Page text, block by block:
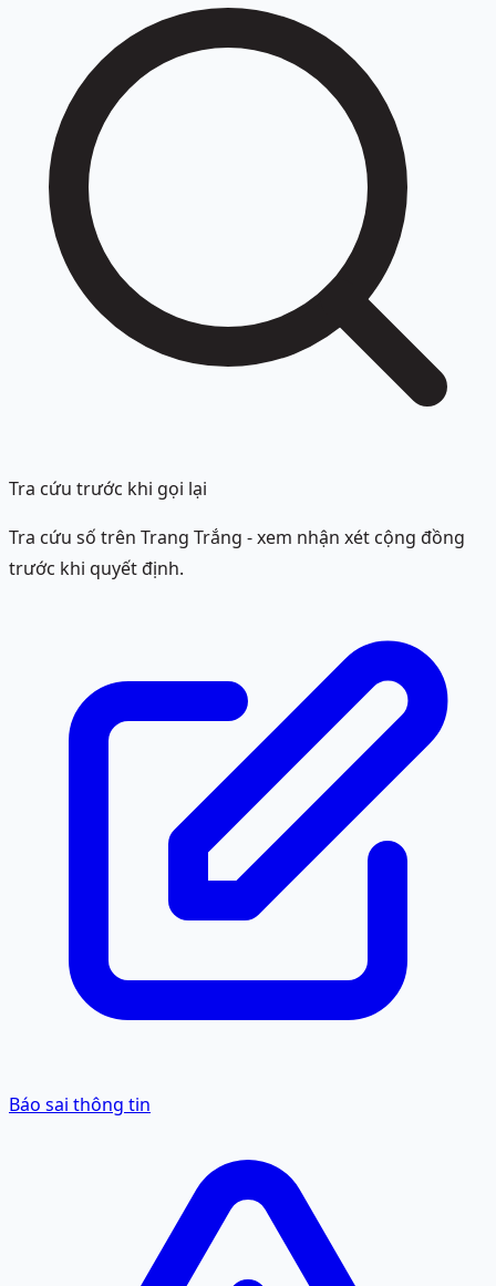
Tra cứu trước khi gọi lại
Tra cứu số trên Trang Trắng - xem nhận xét cộng đồng
trước khi quyết định.
Báo sai thông tin